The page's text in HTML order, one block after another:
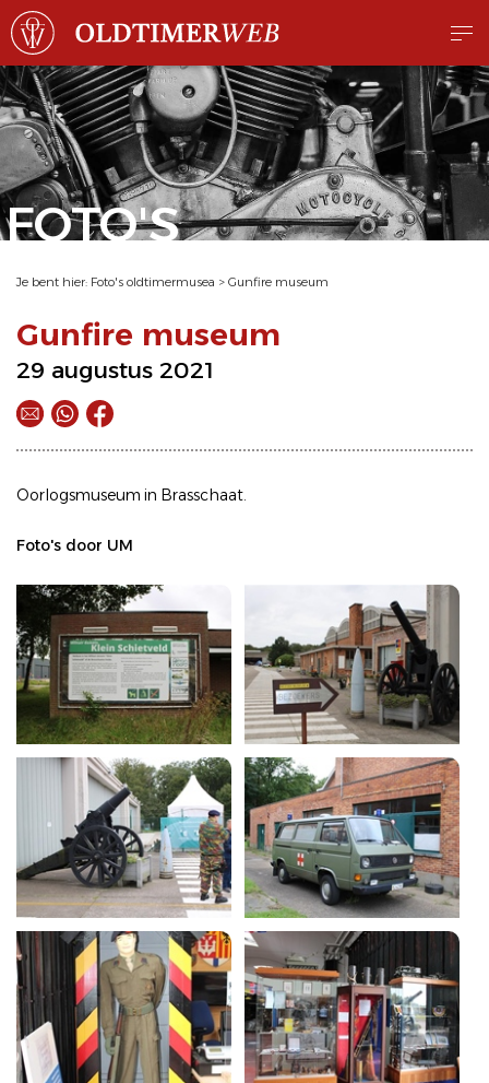
FOTO'S
Je bent hier: Foto's oldtimermusea > Gunfire museum
Gunfire museum
29 augustus 2021
Oorlogsmuseum in Brasschaat.
Foto's door UM